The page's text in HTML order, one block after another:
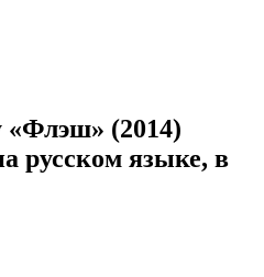
«Флэш» (2014)
русском языке, в